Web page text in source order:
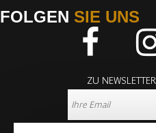
FOLGEN SIE UNS
ZU NEWSLETTER